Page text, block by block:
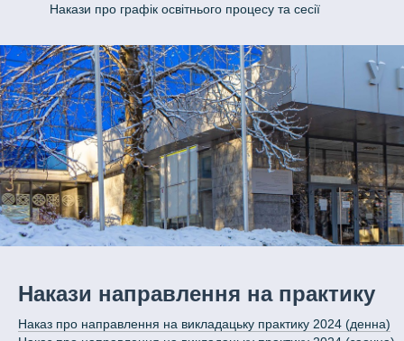
Накази про графік освітнього процесу та сесії
Накази направлення на практику
Наказ про направлення на викладацьку практику 2024 (денна)